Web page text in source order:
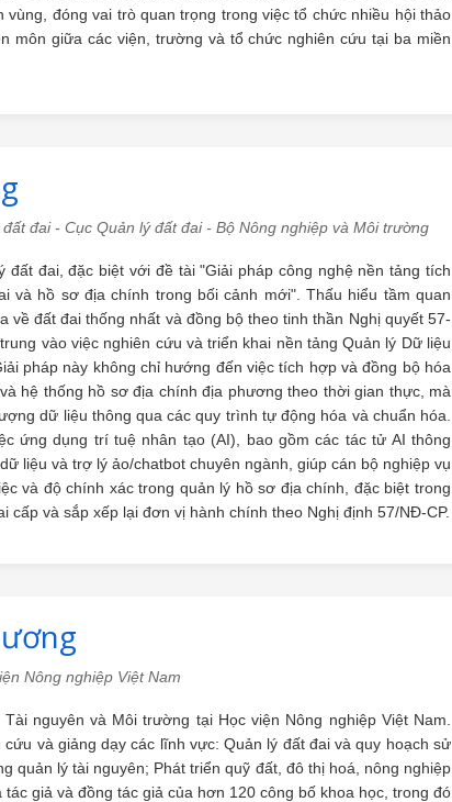
đóng vai trò quan trọng trong việc tổ chức nhiều hội thảo
môn giữa các viện, trường và tổ chức nghiên cứu tại ba miền
đai - Cục Quản lý đất đai - Bộ Nông nghiệp và Môi trường
đai, đặc biệt với đề tài "Giải pháp công nghệ nền tảng tích
và hồ sơ địa chính trong bối cảnh mới". Thấu hiểu tầm quan
đất đai thống nhất và đồng bộ theo tinh thần Nghị quyết 57-
vào việc nghiên cứu và triển khai nền tảng Quản lý Dữ liệu
pháp này không chỉ hướng đến việc tích hợp và đồng bộ hóa
hệ thống hồ sơ địa chính địa phương theo thời gian thực, mà
dữ liệu thông qua các quy trình tự động hóa và chuẩn hóa.
ứng dụng trí tuệ nhân tạo (AI), bao gồm các tác tử AI thông
liệu và trợ lý ảo/chatbot chuyên ngành, giúp cán bộ nghiệp vụ
và độ chính xác trong quản lý hồ sơ địa chính, đặc biệt trong
và sắp xếp lại đơn vị hành chính theo Nghị định 57/NĐ-CP.
Nông nghiệp Việt Nam
nguyên và Môi trường tại Học viện Nông nghiệp Việt Nam.
và giảng dạy các lĩnh vực: Quản lý đất đai và quy hoạch sử
quản lý tài nguyên; Phát triển quỹ đất, đô thị hoá, nông nghiệp
giả và đồng tác giả của hơn 120 công bố khoa học, trong đó